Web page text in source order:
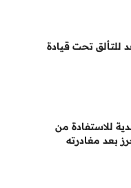
للتألق تحت قيادة
للاستفادة من
بعد مغادرته